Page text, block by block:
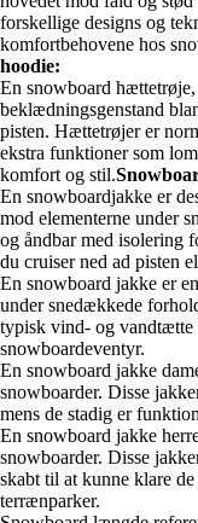
forskellige designs og
komfortbehovene hos
hoodie:
En snowboard
beklædningsgenstand
pisten. Hættetrøjer er
ekstra funktioner som
komfort og stil.
En snowboardjakke er
mod elementerne under
og åndbar med isolering
du cruiser ned ad pisten
En snowboard jakke er
under snedækkede
typisk vind- og vandtætte
snowboardeventyr.
En snowboard jakke
snowboarder. Disse
mens de stadig er
En snowboard jakke
snowboarder. Disse
skabt til at kunne klare
terrænparker.